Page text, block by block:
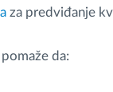
za predviđanje
da: